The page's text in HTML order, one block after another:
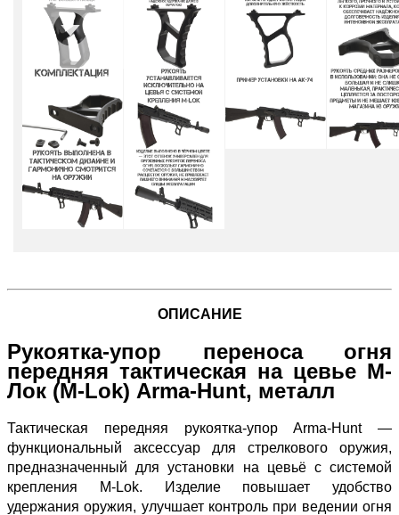
ОПИСАНИЕ
Рукоятка-упор переноса огня
передняя тактическая на цевье М-
Лок (M-Lok) Arma-Hunt, металл
Тактическая передняя рукоятка-упор Arma-Hunt —
функциональный аксессуар для стрелкового оружия,
предназначенный для установки на цевьё с системой
крепления M-Lok. Изделие повышает удобство
удержания оружия, улучшает контроль при ведении огня